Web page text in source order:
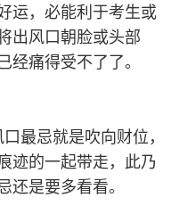
运，必能利于考生或
出风口朝脸或头部
经痛得受不了了。
最忌就是吹向财位，
迹的一起带走，此乃
还是要多看看。